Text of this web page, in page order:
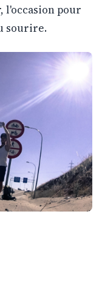
l'occasion pour
sourire.